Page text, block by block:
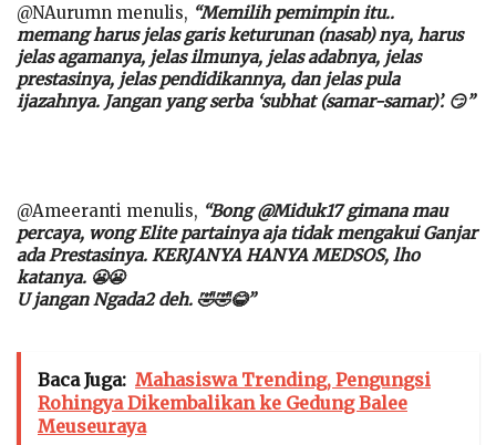
@NAurumn menulis, “Memilih pemimpin itu..
memang harus jelas garis keturunan (nasab) nya, harus
jelas agamanya, jelas ilmunya, jelas adabnya, jelas
prestasinya, jelas pendidikannya, dan jelas pula
ijazahnya. Jangan yang serba ‘subhat (samar-samar)’. 😏”
@Ameeranti menulis, “Bong @Miduk17 gimana mau
percaya, wong Elite partainya aja tidak mengakui Ganjar
ada Prestasinya. KERJANYA HANYA MEDSOS, lho
katanya. 😬😬
U jangan Ngada2 deh. 🤣🤣😂”
Baca Juga: Mahasiswa Trending, Pengungsi
Rohingya Dikembalikan ke Gedung Balee
Meuseuraya